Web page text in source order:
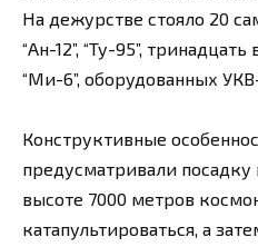
На дежурстве стояло 20
“Ан-12”, “Ту-95”,
“Ми-6”, оборудованных
Конструктивные
предусматривали посадку
высоте 7000 метров
катапультироваться, а